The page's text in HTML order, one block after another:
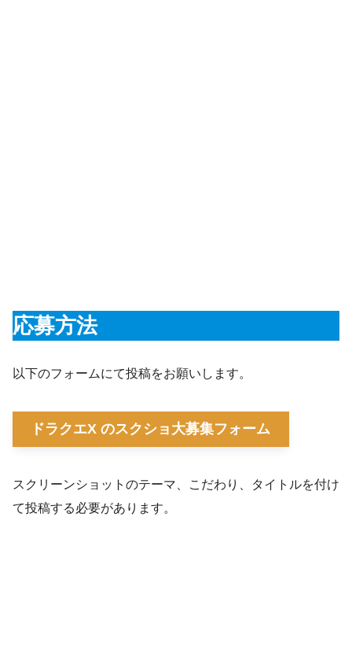
応募方法
以下のフォームにて投稿をお願いします。
ドラクエX のスクショ大募集フォーム
スクリーンショットのテーマ、こだわり、タイトルを付け
て投稿する必要があります。